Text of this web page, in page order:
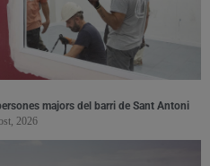
majors del barri de Sant Antoni
2026